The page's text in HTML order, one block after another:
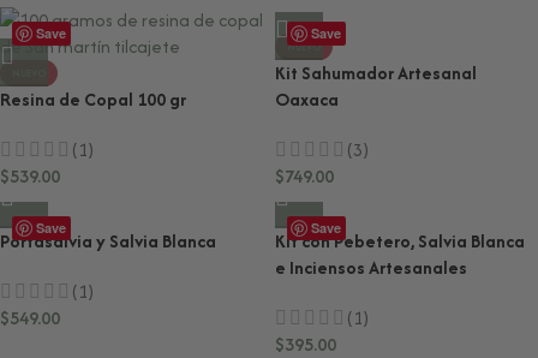
Save
Resina de Copal 100 gr
(1)
$539.00
Save
NUEVO
Kit Sahumador Artesanal
Oaxaca
(3)
$749.00
Save
Portasalvia y Salvia Blanca
(1)
$549.00
Save
Kit con Pebetero, Salvia Blanca
e Inciensos Artesanales
(1)
$395.00